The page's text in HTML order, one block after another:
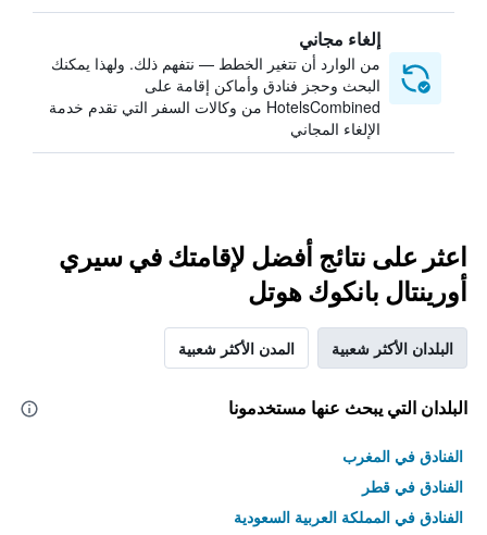
إلغاء مجاني
من الوارد أن تتغير الخطط — نتفهم ذلك. ولهذا يمكنك
البحث وحجز فنادق وأماكن إقامة على
HotelsCombined من وكالات السفر التي تقدم خدمة
الإلغاء المجاني
اعثر على نتائج أفضل لإقامتك في سيري
أورينتال بانكوك هوتل
البلدان الأكثر شعبية المدن الأكثر شعبية
البلدان التي يبحث عنها مستخدمونا
الفنادق في المغرب
الفنادق في قطر
الفنادق في المملكة العربية السعودية